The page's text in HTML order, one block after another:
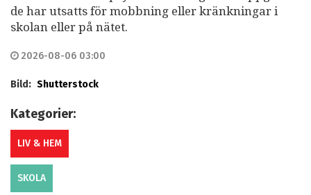
de har utsatts för mobbning eller kränkningar i
skolan eller på nätet.
2026-08-06 03:00
Bild: Shutterstock
Kategorier:
LIV & HEM
SKOLA